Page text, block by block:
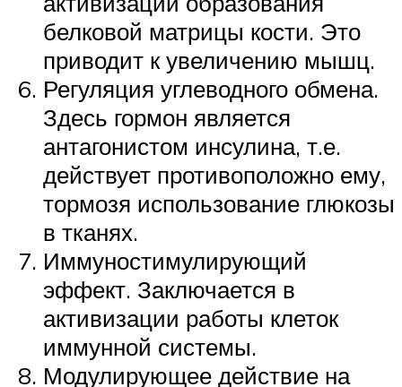
белковой матрицы кости. Это
приводит к увеличению мышц.
Регуляция углеводного обмена.
Здесь гормон является
антагонистом инсулина, т.е.
действует противоположно ему,
тормозя использование глюкозы
в тканях.
Иммуностимулирующий
эффект. Заключается в
активизации работы клеток
иммунной системы.
Модулирующее действие на